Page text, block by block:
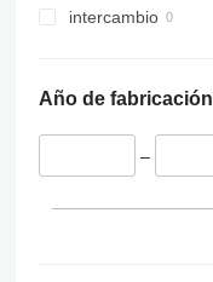
intercambio
Año de fabricación
–